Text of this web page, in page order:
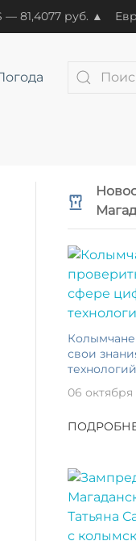
81,4077 руб. ▲
свои
технологий
06 октября